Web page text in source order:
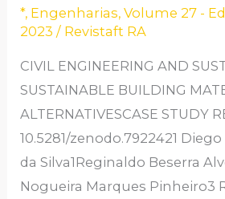
*, Engenharias,Volume 27 -
2023 / Revistaft RA
CIVIL ENGINEERING AND
SUSTAINABLE BUILDING
ALTERNATIVESCASE STUDY
10.5281/zenodo.7922421
da Silva1Reginaldo Beserra
Nogueira Marques Pinheiro3
SUSTENTÁVEIS
PARA
EDIFICAÇÃO-
ESTUDO
DE
CASO